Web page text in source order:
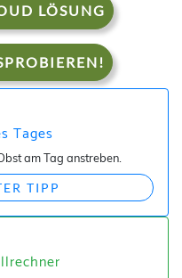
LÖSUNG
Tages
am Tag anstreben.
TIPP